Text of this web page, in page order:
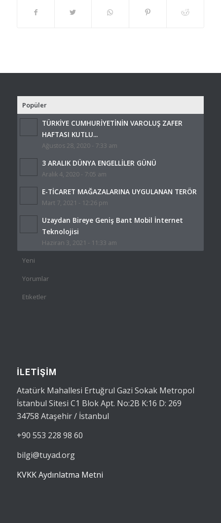
Popüler
TÜRKİYE CUMHURİYETİNİN VAROLUŞ ZAFER
HAFTASI KUTLU...
Ağustos 28, 2020 - 7:33 am
3 ARALIK DÜNYA ENGELLİLER GÜNÜ
Aralık 4, 2020 - 7:05 am
E-TİCARET MAĞAZALARINA UYGULANAN TERÖR
Mart 7, 2021 - 12:26 pm
Uzaydan Bireye Geniş Bant Mobil İnternet
Teknolojisi
Haziran 3, 2021 - 11:33 am
Yeni
Yorumlar
Etiketler
İLETİŞİM
Atatürk Mahallesi Ertuğrul Gazi Sokak Metropol
İstanbul Sitesi C1 Blok Apt. No:2B K:16 D: 269
34758 Ataşehir / İstanbul
+90 553 228 98 60
bilgi@tuyad.org
KVKK Aydınlatma Metni